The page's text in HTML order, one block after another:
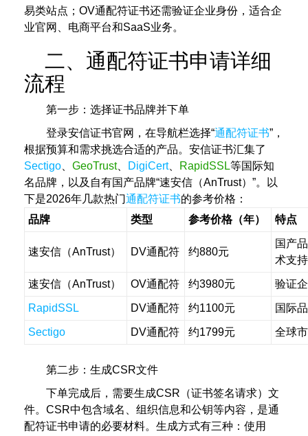
易类站点；OV通配符证书还需验证企业身份，适合企
业官网、电商平台和SaaS业务。
二、通配符证书申请详细
流程
第一步：选择证书品牌并下单
登录安信证书官网，在导航栏选择“通配符证书”，
根据预算和需求挑选合适的产品。安信证书汇集了
Sectigo
GeoTrust、 DigiCert、 RapidSSL等国际知
名品牌，以及自有国产品牌“速安信（AnTrust）”。以
下是2026年几款热门通配符证书的参考价格：
品牌
类型 参考价格（年） 特点
速安信（AnTrust） DV通配符 约880元
国产
术支持
速安信（AnTrust） OV通配符 约3980元 验证
RapidSSL DV通配符 约1100元 国际
Sectigo DV通配符 约1799元 全球
第二步：生成CSR文件
下单完成后，需要生成CSR（证书签名请求）文
件。CSR中包含域名、组织信息和公钥等内容，是通
配符证书申请的必要材料。生成方式有三种：使用